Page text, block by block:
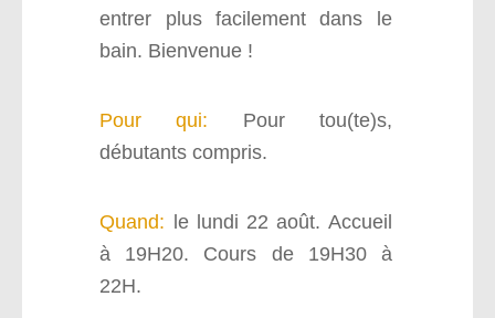
entrer plus facilement dans le
bain. Bienvenue !
Pour qui: Pour tou(te)s,
débutants compris.
Quand: le lundi 22 août. Accueil
à 19H20. Cours de 19H30 à
22H.